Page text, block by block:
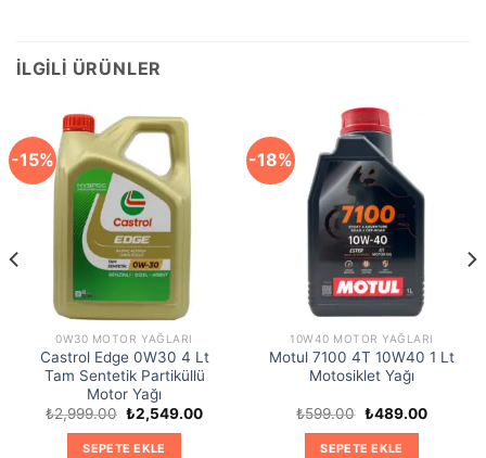
İLGILI ÜRÜNLER
-15%
0W30 MOTOR YAĞLARI
Castrol Edge 0W30 4 Lt
Tam Sentetik Partiküllü
Motor Yağı
₺2,999.00 Orijinal
fiyat:
₺2,999.00.
₺2,549.00Şu
SEPETE EKLE
-18%
10W40 MOTOR YAĞLARI
Motul 7100 4T 10W40 1 Lt
Motosiklet Yağı
₺599.00 Orijinal
₺599.00.
₺489.00Şu
SEPETE EKLE